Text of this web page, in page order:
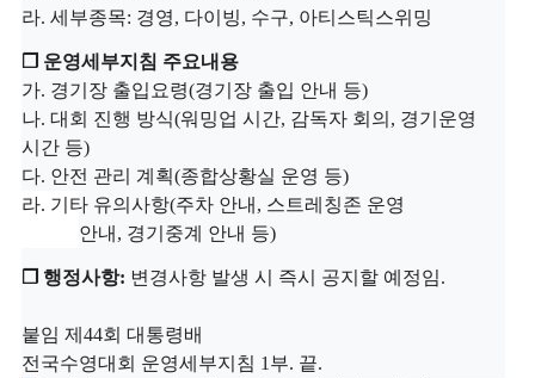
라. 세부종목: 경영, 다이빙, 수구, 아티스틱스위밍
❒ 운영세부지침 주요내용
가. 경기장 출입요령(경기장 출입 안내 등)
나. 대회 진행 방식(워밍업 시간, 감독자 회의 , 경기운영
시간 등)
다. 안전 관리 계획(종합상황실 운영 등)
라. 기타 유의사항(주차 안내, 스트레칭존 운영
안내 , 경기중계 안내 등)
❒ 행정사항: 변경사항 발생 시 즉시 공지할 예정임.
붙임 제44회 대통령배
전국수영대회 운영세부지침 1 부. 끝.